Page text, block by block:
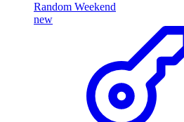
Random Weekend
new